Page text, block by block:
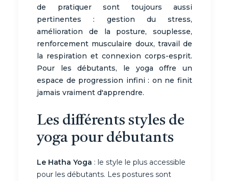
de pratiquer sont toujours aussi
pertinentes : gestion du stress,
amélioration de la posture, souplesse,
renforcement musculaire doux, travail de
la respiration et connexion corps-esprit.
Pour les débutants, le yoga offre un
espace de progression infini : on ne finit
jamais vraiment d'apprendre.
Les différents styles de
yoga pour débutants
Le Hatha Yoga : le style le plus accessible
pour les débutants. Les postures sont